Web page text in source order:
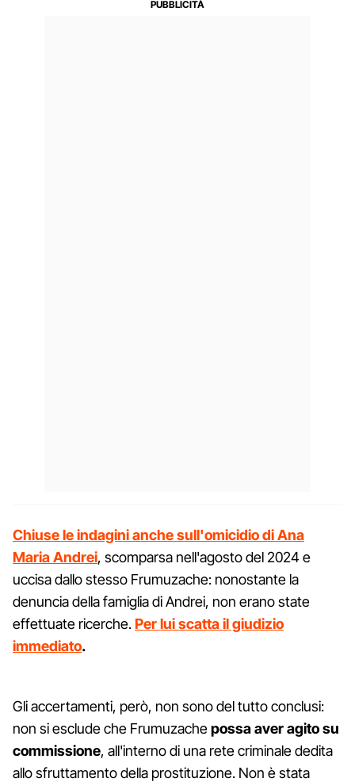
Chiuse le indagini anche sull'omicidio di Ana
Maria Andrei, scomparsa nell'agosto del 2024 e
uccisa dallo stesso Frumuzache: nonostante la
denuncia della famiglia di Andrei, non erano state
effettuate ricerche.Per lui scatta il giudizio
immediato.
Gli accertamenti, però, non sono del tutto conclusi:
non si esclude che Frumuzachepossa aver agito su
commissione, all'interno di una rete criminale dedita
allo sfruttamento della prostituzione. Non è stata